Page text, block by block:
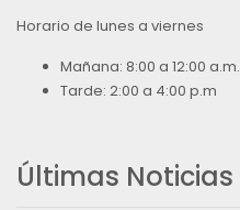
Horario de lunes a viernes
Mañana: 8:00 a 12:00 a.m.
Tarde: 2:00 a 4:00 p.m
Últimas Noticias